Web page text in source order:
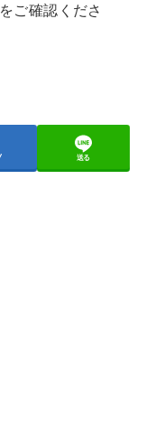
をご確認くださ
送る